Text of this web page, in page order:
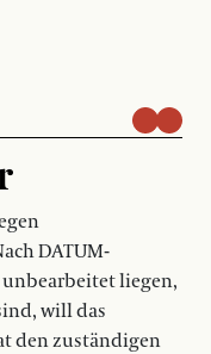
DATUM-
liegen,
will das
den zuständigen